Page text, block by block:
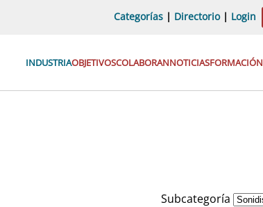
Categorías | Directorio| Login
INDUSTRIAOBJETIVOSCOLABORANNOTICIASFORMACIÓN
Subcategoría